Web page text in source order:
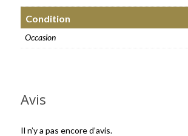
Condition
Occasion
Avis
Il n’y a pas encore d’avis.